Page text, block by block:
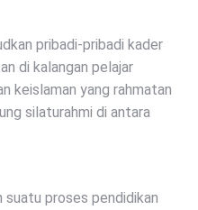
pribadi-pribadi kader
di kalangan pelajar
keislaman yang rahmatan
silaturahmi di antara
suatu proses pendidikan